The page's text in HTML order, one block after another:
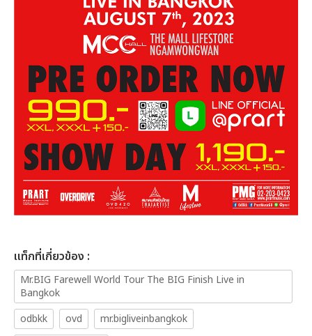
เเท็กที่เกี่ยวข้อง :
Mr.BIG Farewell World Tour The BIG Finish Live in
Bangkok
odbkk
ovd
mr.bigliveinbangkok